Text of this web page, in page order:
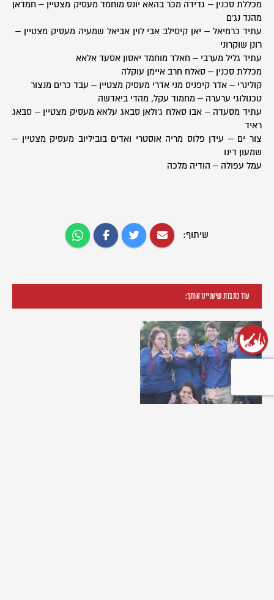
מכללת סכנין – גדידה מכר בהאא יונס מוחמד מעסיק מצטיין – חמדאן
מהנד נג'ם
עתיד כרמיאל – יאן קיסילב אבי לוין אביאל שמעיה מעסיק מצטיין –
רונן שוקרוני
עתיד גליל מערבי – חאלד מוחמד יאסון אסעד אלאא
מכללת סכנין – סאלח חרב איימן עוקלה
קולינרי – אדר קיפניס מני אדרי מעסיק מצטיין – עבד כרים מנצור
טכנולוגי ערערה – מחמוד עקל, מהדי ביאדשה
עתיד מסעדה – אבו סאלח ג'ולאן סבאג עלאא מעסיק מצטיין – סבאג
ראיד
צור ים – עידן פלוס מריה אוסטרי ואדים בוביליוב מעסיק מצטיין –
שמעון דינו
עמל עפולה – הודיה מלכה
שיתוף:
עוד כתבות שיעניינו אותך: